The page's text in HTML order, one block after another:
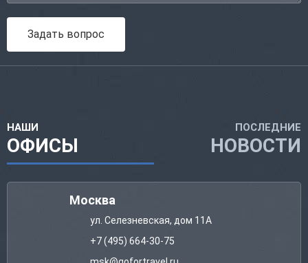
Задать вопрос
НАШИ
ОФИСЫ
ПОСЛЕДНИЕ
НОВОСТИ
Москва
ул. Селезневская, дом 11А
+7 (495) 664-30-75